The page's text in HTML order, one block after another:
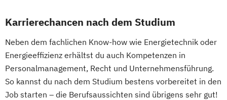
Strategisches Sicherheitsmanagement
Transformation (EN)
Vorbereitungslehrgang Bachelor (Studieren
ohne Matura)
Karrierechancen nach dem Studium
Neben dem fachlichen Know-how wie Energietechnik oder
Energieeffizienz erhältst du auch Kompetenzen in
Personalmanagement, Recht und Unternehmensführung.
So kannst du nach dem Studium bestens vorbereitet in den
Job starten – die Berufsaussichten sind übrigens sehr gut!